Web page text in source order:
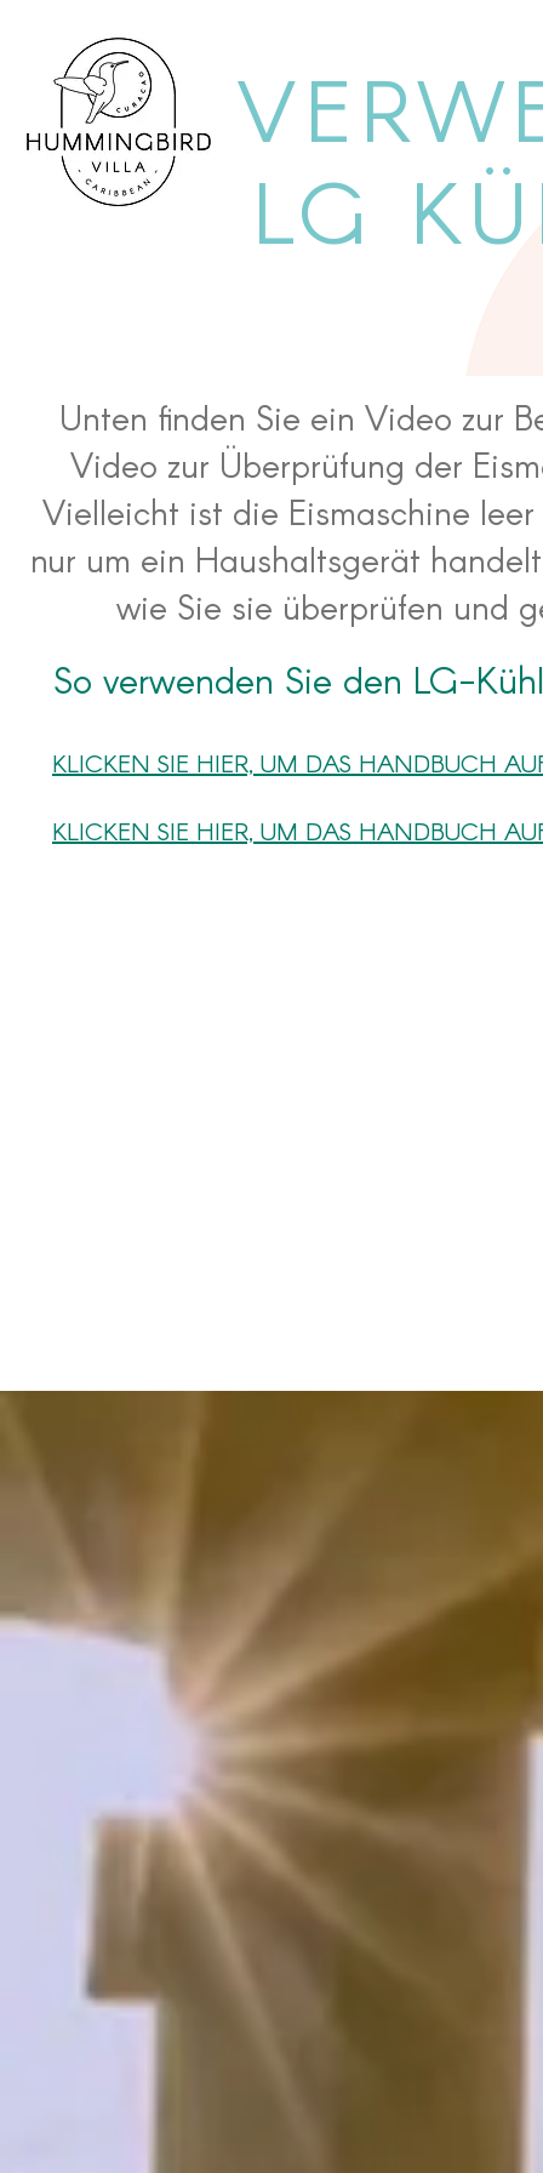
LG
Unten finden Sie ein Video zur
Video zur Überprüfung der
Vielleicht ist die Eismaschine
nur um ein Haushaltsgerät
wie Sie sie überprüfen und
So verwenden Sie den LG-
KLICKEN SIE HIER, UM DAS HANDBUCH